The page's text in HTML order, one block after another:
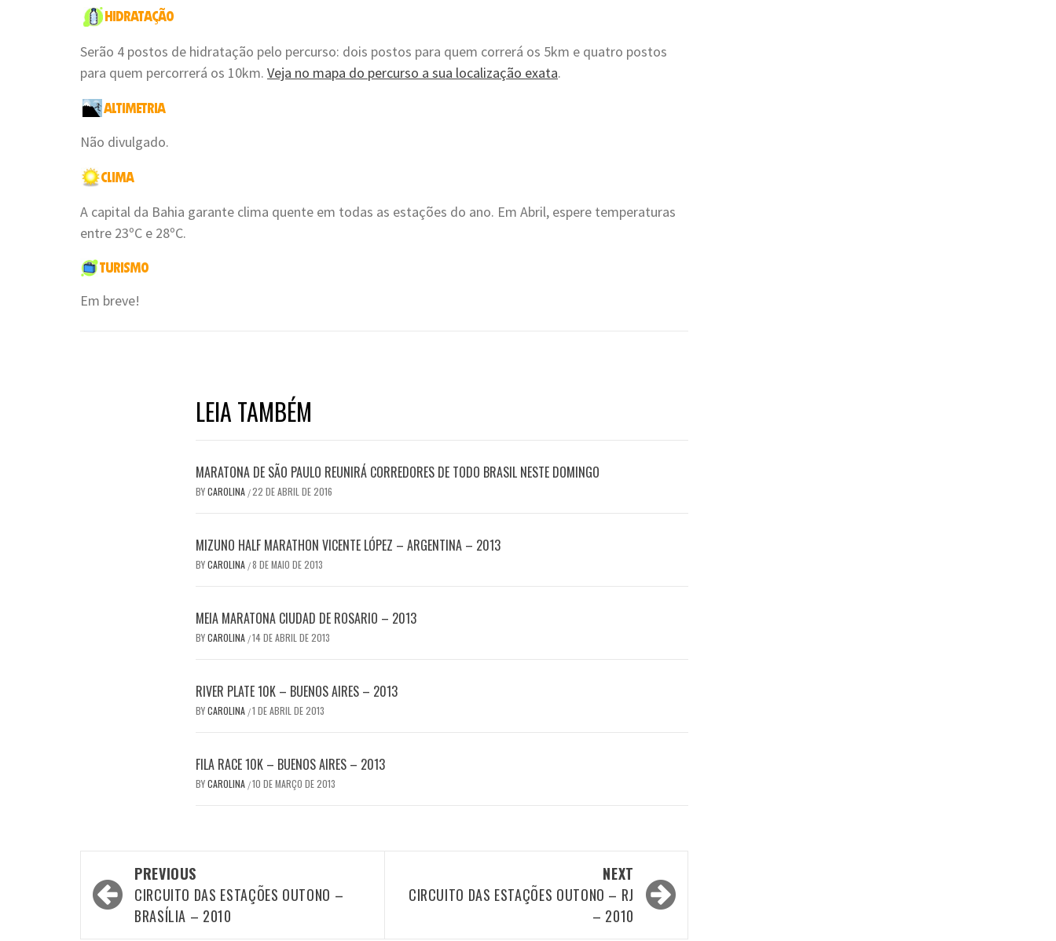
Serão 4 postos de hidratação pelo percurso: dois postos para quem correrá os 5km e quatro postos
para quem percorrerá os 10km. Veja no mapa do percurso a sua localização exata.
Não divulgado.
A capital da Bahia garante clima quente em todas as estações do ano. Em Abril, espere temperaturas
entre 23ºC e 28ºC.
Em breve!
LEIA TAMBÉM
MARATONA DE SÃO PAULO REUNIRÁ CORREDORES DE TODO BRASIL NESTE DOMINGO
BYCAROLINA /22 DE ABRIL DE 2016
MIZUNO HALF MARATHON VICENTE LÓPEZ – ARGENTINA – 2013
BYCAROLINA /8 DE MAIO DE 2013
MEIA MARATONA CIUDAD DE ROSARIO – 2013
BYCAROLINA /14 DE ABRIL DE 2013
RIVER PLATE 10K – BUENOS AIRES – 2013
BYCAROLINA /1 DE ABRIL DE 2013
FILA RACE 10K – BUENOS AIRES – 2013
BYCAROLINA /10 DE MARÇO DE 2013
Post
navigation
PREVIOUS
CIRCUITO DAS ESTAÇÕES OUTONO –
BRASÍLIA – 2010
NEXT
CIRCUITO DAS ESTAÇÕES OUTONO – RJ
– 2010